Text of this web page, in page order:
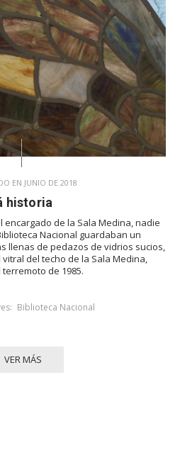
EN JUNIO DE 2018
historia
de la Sala Medina, nadie
Nacional guardaban un
llenas de pedazos de vidrios sucios,
del techo de la Sala Medina,
de 1985.
Biblioteca Nacional
VER MÁS